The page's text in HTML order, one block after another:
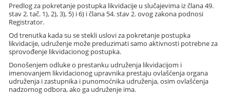
Predlog za pokretanje postupka likvidacije u slučajevima iz člana 49.
stav 2. tač. 1), 2), 3), 5) i 6) i člana 54. stav 2. ovog zakona podnosi
Registrator.
Od trenutka kada su se stekli uslovi za pokretanje postupka
likvidacije, udruženje može preduzimati samo aktivnosti potrebne za
sprovođenje likvidacionog postupka.
Donošenjem odluke o prestanku udruženja likvidacijom i
imenovanjem likvidacionog upravnika prestaju ovlašćenja organa
udruženja i zastupnika i punomoćnika udruženja, osim ovlašćenja
nadzornog odbora, ako ga udruženje ima.